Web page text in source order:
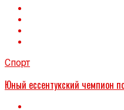
Спорт
Юный ессентукский чемпион